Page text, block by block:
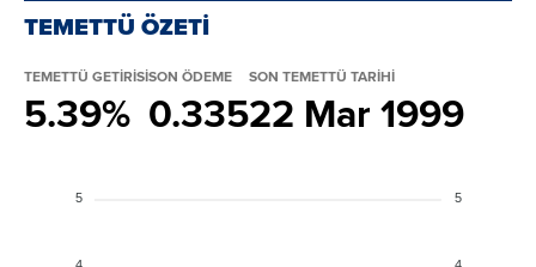
TEMETTÜ ÖZETİ
TEMETTÜ GETİRİSİ
5.39%
SON ÖDEME
0.335
SON TEMETTÜ TARİHİ
22 Mar 1999
5
4
5
4